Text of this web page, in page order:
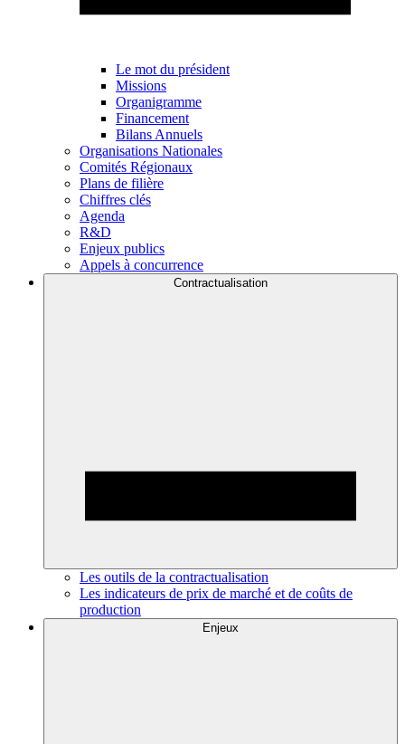
Le mot du président
Missions
Organigramme
Financement
Bilans Annuels
Organisations Nationales
Comités Régionaux
Plans de filière
Chiffres clés
Agenda
R&D
Enjeux publics
Appels à concurrence
Contractualisation
Les outils de la contractualisation
Les indicateurs de prix de marché et de coûts de
production
Enjeux